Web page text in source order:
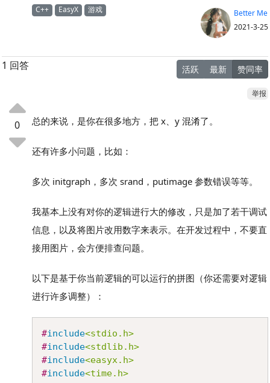
C++ EasyX 游戏
Better Me
2021-3-25
1 回答 活跃 最新 赞同率
举报
0 总的来说，是你在很多地方，把 x、y 混淆了。
还有许多小问题，比如：
多次 initgraph，多次 srand，putimage 参数错误等等。
我基本上没有对你的逻辑进行大的修改，只是加了若干调试
信息，以及将图片改用数字来表示。在开发过程中，不要直
接用图片，会方便排查问题。
以下是基于你当前逻辑的可以运行的拼图（你还需要对逻辑
进行许多调整）：
#include<stdio.h>
#include<stdlib.h>
#include<easyx.h>
#include<time.h>